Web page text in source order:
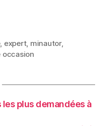
, expert, minautor,
plus demandées à